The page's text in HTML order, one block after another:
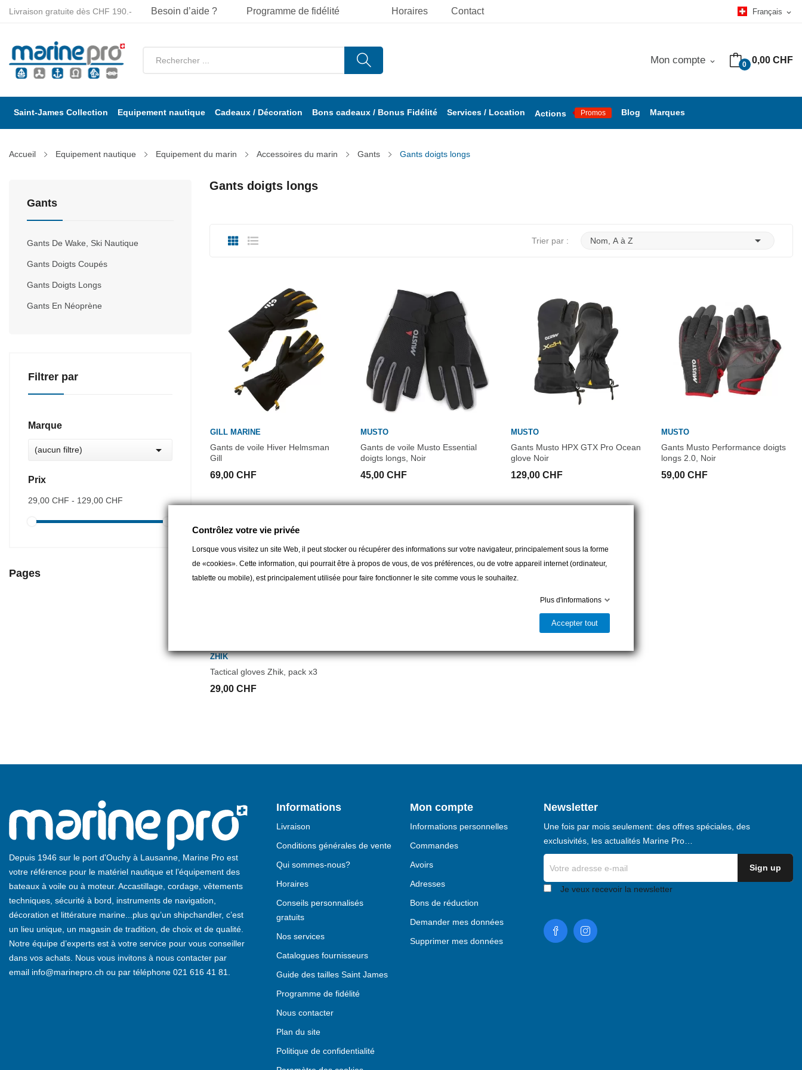
Horaires Contact Français expand_more
Livraison gratuite dès CHF 190.- Besoin d’aide ? Programme de fidélité
0 0,00 CHF
Mon compte expand_more
Saint-James Collection Equipement nautique Cadeaux / Décoration Bons cadeaux / Bonus Fidélité Services / Location Actions Promos Blog Marques
Accueil Equipement nautique Equipement du marin Accessoires du marin Gants Gants doigts longs
Gants
Gants De Wake, Ski Nautique
Gants Doigts Coupés
Gants Doigts Longs
Gants En Néoprène
Filtrer par
Marque
(aucun filtre) 
Prix
29,00 CHF - 129,00 CHF
Pages
Gants doigts longs
Trier par : Nom, A à Z 
GILL MARINE
Gants de voile Hiver Helmsman
Gill
69,00 CHF
MUSTO
Gants de voile Musto Essential
doigts longs, Noir
45,00 CHF
MUSTO
Gants Musto HPX GTX Pro Ocean
glove Noir
129,00 CHF
MUSTO
Gants Musto Performance doigts
longs 2.0, Noir
59,00 CHF
ZHIK
Tactical gloves Zhik, pack x3
29,00 CHF
Depuis 1946 sur le port d'Ouchy à Lausanne, Marine Pro est
votre référence pour le matériel nautique et l’équipement des
bateaux à voile ou à moteur. Accastillage, cordage, vêtements
techniques, sécurité à bord, instruments de navigation,
décoration et littérature marine...plus qu’un shipchandler, c’est
un lieu unique, un magasin de tradition, de choix et de qualité.
Notre équipe d’experts est à votre service pour vous conseiller
dans vos achats. Nous vous invitons à nous contacter par
email info@marinepro.ch ou par téléphone 021 616 41 81.
Informations
Livraison
Conditions générales de vente
Qui sommes-nous?
Horaires
Conseils personnalisés
gratuits
Nos services
Catalogues fournisseurs
Guide des tailles Saint James
Programme de fidélité
Nous contacter
Plan du site
Politique de confidentialité
Mon compte
Informations personnelles
Commandes
Avoirs
Adresses
Bons de réduction
Demander mes données
Supprimer mes données
Newsletter
Une fois par mois seulement: des offres spéciales, des
exclusivités, les actualités Marine Pro…
Je veux recevoir la newsletter
Contrôlez votre vie privée
Lorsque vous visitez un site Web, il peut stocker ou récupérer des informations sur votre navigateur, principalement sous la forme
de «cookies». Cette information, qui pourrait être à propos de vous, de vos préférences, ou de votre appareil internet (ordinateur,
tablette ou mobile), est principalement utilisée pour faire fonctionner le site comme vous le souhaitez.
Plus d'informations
Accepter tout